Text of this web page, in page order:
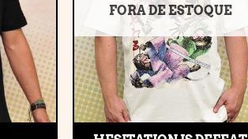
FORA DE ESTOQUE